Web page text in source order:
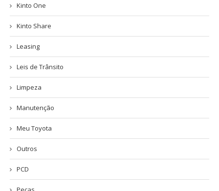
Kinto One
Kinto Share
Leasing
Leis de Trânsito
Limpeza
Manutenção
Meu Toyota
Outros
PCD